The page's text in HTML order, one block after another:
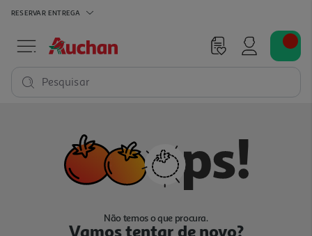
RESERVAR ENTREGA
Pesquisar
Não temos o que procura.
Vamos tentar de novo?